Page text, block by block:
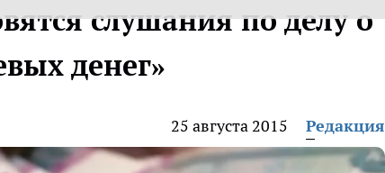
слушания по делу о
денег»
25 августа 2015 Редакция